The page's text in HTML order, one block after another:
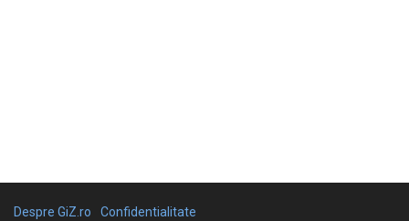
Despre GiZ.ro Confidentialitate